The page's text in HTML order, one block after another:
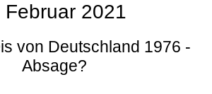
Februar 2021
von Deutschland 1976 -
Absage?